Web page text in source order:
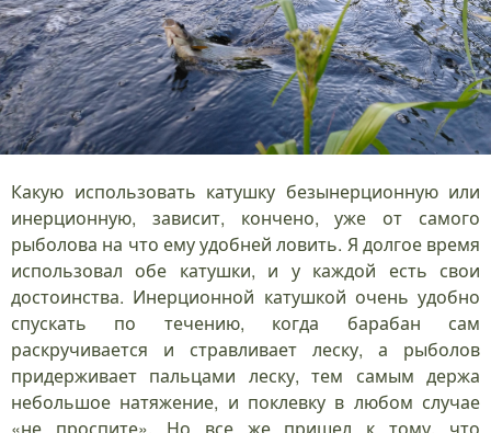
Какую использовать катушку безынерционную или
инерционную, зависит, кончено, уже от самого
рыболова на что ему удобней ловить. Я долгое время
использовал обе катушки, и у каждой есть свои
достоинства. Инерционной катушкой очень удобно
спускать по течению, когда барабан сам
раскручивается и стравливает леску, а рыболов
придерживает пальцами леску, тем самым держа
небольшое натяжение, и поклевку в любом случае
«не проспите». Но все же пришел к тому, что